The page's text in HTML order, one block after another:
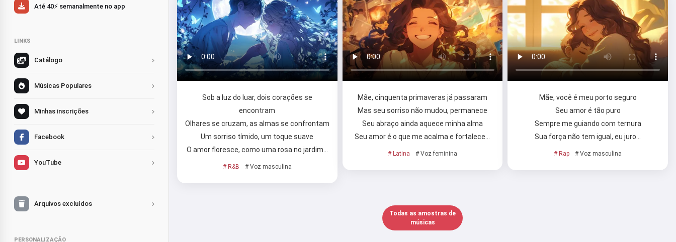
Até 40⚡ semanalmente no app
LINKS
Catálogo
Músicas Populares
Minhas inscrições
Facebook
YouTube
Arquivos excluídos
PERSONALIZAÇÃO
Sob a luz do luar, dois corações se
encontram
Olhares se cruzam, as almas se confrontam
Um sorriso tímido, um toque suave
O amor floresce, como uma rosa no jardim…
# R&B # Voz masculina
Mãe, cinquenta primaveras já passaram
Mas seu sorriso não mudou, permanece
Seu abraço ainda aquece minha alma
Seu amor é o que me acalma e fortalece…
# Latina # Voz feminina
Mãe, você é meu porto seguro
Seu amor é tão puro
Sempre me guiando com ternura
Sua força não tem igual, eu juro…
# Rap # Voz masculina
Todas as amostras de
músicas
Eu aceito: Termos de Serviço,
Política de Privacidade,
Política de reembolso